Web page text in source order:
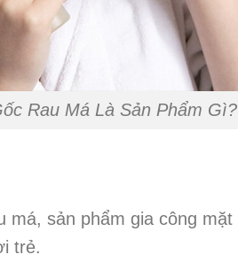
Rau Má Là Sản Phẩm Gì?
sản phẩm gia công
trẻ.